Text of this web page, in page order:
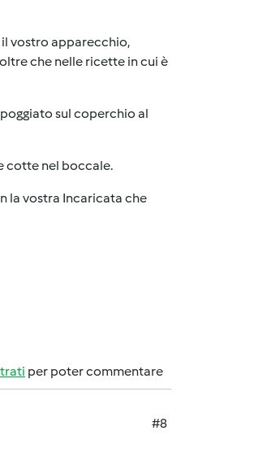
vostro apparecchio,
che nelle ricette in cui è
sul coperchio al
cotte nel boccale.
la vostra Incaricata che
per poter commentare
#8